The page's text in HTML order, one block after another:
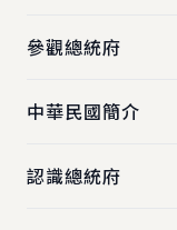
參觀總統府
中華民國簡介
認識總統府